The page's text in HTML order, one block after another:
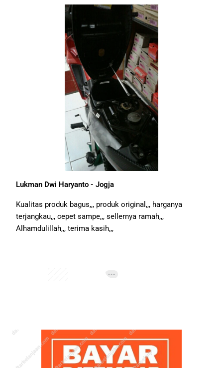
Lukman Dwi Haryanto - Jogja
Kualitas produk bagus,,, produk original,,, harganya
terjangkau,,, cepet sampe,,, sellernya ramah,,,
Alhamdulillah,,, terima kasih,,,